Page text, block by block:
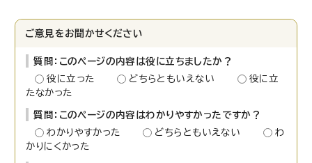
ご意見をお聞かせください
質問：このページの内容は役に立ちましたか？
役に立った
どちらともいえない
役に立
たなかった
質問：このページの内容はわかりやすかったですか？
わかりやすかった
どちらともいえない
わ
かりにくかった